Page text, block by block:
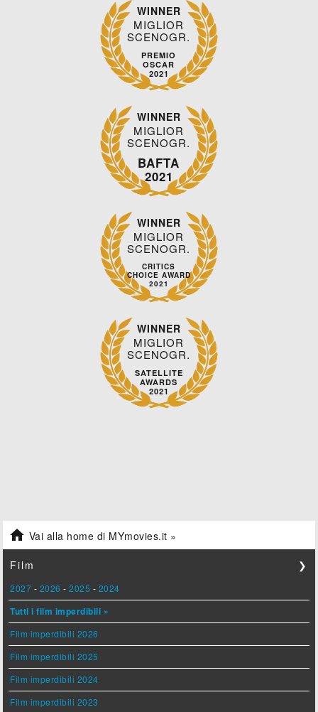
WINNER
MIGLIOR
SCENOGR.
PREMIO
OSCAR
2021
WINNER
MIGLIOR
SCENOGR.
BAFTA
2021
WINNER
MIGLIOR
SCENOGR.
CRITICS
CHOICE AWARD
2021
WINNER
MIGLIOR
SCENOGR.
SATELLITE
AWARDS
2021
 Vai alla home di MYmovies.it »
Film ❯
2027 - 2026 -2025 - 2024
Tutti i film imperdibili »
Film imperdibili 2026
Film imperdibili 2025
Film imperdibili 2024
Film imperdibili 2023